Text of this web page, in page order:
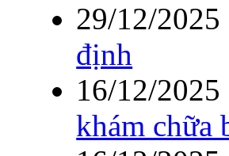
29/12/2025
định
16/12/2025
khám chữa